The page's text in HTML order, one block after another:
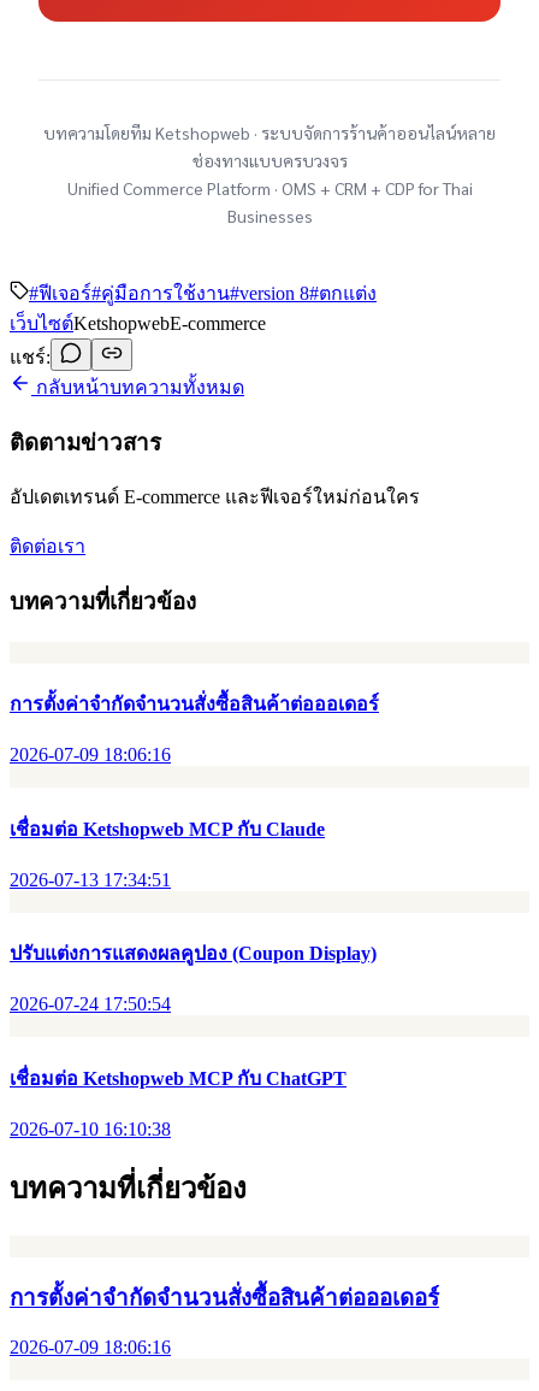
บทความโดยทีม Ketshopweb · ระบบจัดการร้านค้าออนไลน์หลาย
ช่องทางแบบครบวงจร
Unified Commerce Platform · OMS + CRM + CDP for Thai
Businesses
#ฟีเจอร์#คู่มือการใช้งาน#version 8#ตกแต่ง
เว็บไซต์KetshopwebE-commerce
แชร์:
กลับหน้าบทความทั้งหมด
ติดตามข่าวสาร
อัปเดตเทรนด์ E-commerce และฟีเจอร์ใหม่ก่อนใคร
ติดต่อเรา
บทความที่เกี่ยวข้อง